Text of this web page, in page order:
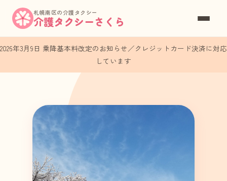
札幌南区の介護タクシー
介護タクシーさくら
2026年3月9日 乗降基本料改定のお知らせ／クレジットカード決済に対応
しています